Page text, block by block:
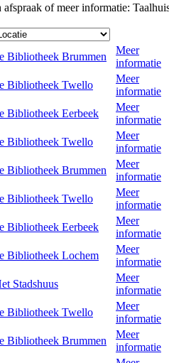
afspraak of meer informatie:
Bibliotheek Brummen
Meer
informatie
Bibliotheek Twello
Meer
informatie
Bibliotheek Eerbeek
Meer
informatie
Bibliotheek Twello
Meer
informatie
Bibliotheek Brummen
Meer
informatie
Bibliotheek Twello
Meer
informatie
Bibliotheek Eerbeek
Meer
informatie
Bibliotheek Lochem
Meer
informatie
Stadshuus
Meer
informatie
Bibliotheek Twello
Meer
informatie
Bibliotheek Brummen
Meer
informatie